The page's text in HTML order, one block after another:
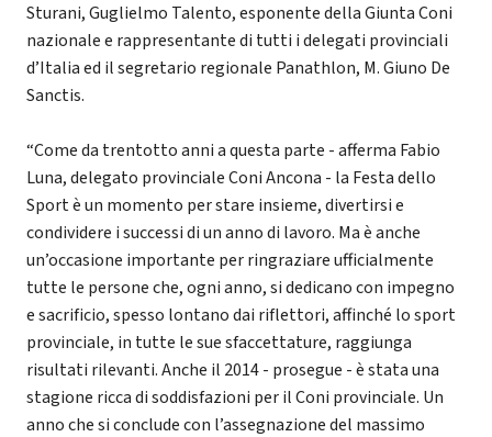
Sturani, Guglielmo Talento, esponente della Giunta Coni
nazionale e rappresentante di tutti i delegati provinciali
d’Italia ed il segretario regionale Panathlon, M. Giuno De
Sanctis.
“Come da trentotto anni a questa parte - afferma Fabio
Luna, delegato provinciale Coni Ancona - la Festa dello
Sport è un momento per stare insieme, divertirsi e
condividere i successi di un anno di lavoro. Ma è anche
un’occasione importante per ringraziare ufficialmente
tutte le persone che, ogni anno, si dedicano con impegno
e sacrificio, spesso lontano dai riflettori, affinché lo sport
provinciale, in tutte le sue sfaccettature, raggiunga
risultati rilevanti. Anche il 2014 - prosegue - è stata una
stagione ricca di soddisfazioni per il Coni provinciale. Un
anno che si conclude con l’assegnazione del massimo